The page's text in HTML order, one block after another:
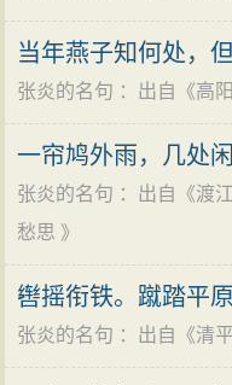
当年燕子知何处，
张炎的名句 ：出自《高
一帘鸠外雨，几处
张炎的名句 ：出自《渡
愁思 》
辔摇衔铁。蹴踏平原
张炎的名句 ：出自《清